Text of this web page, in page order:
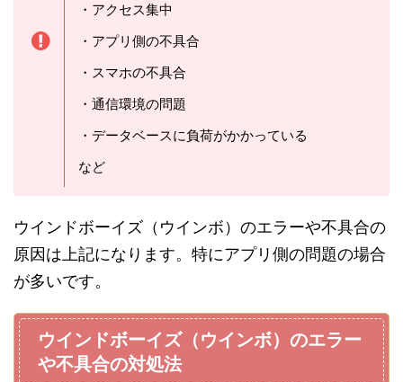
・アクセス集中
・アプリ側の不具合
・スマホの不具合
・通信環境の問題
・データベースに負荷がかかっている
など
ウインドボーイズ（ウインボ）のエラーや不具合の
原因は上記になります。特にアプリ側の問題の場合
が多いです。
ウインドボーイズ（ウインボ）のエラー
や不具合の対処法